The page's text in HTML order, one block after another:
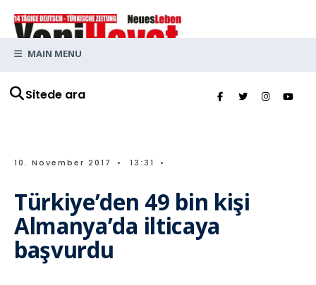
Sitede ara
MAIN MENU
10. November 2017 • 13:31 •
Türkiye’den 49 bin kişi
Almanya’da ilticaya
başvurdu